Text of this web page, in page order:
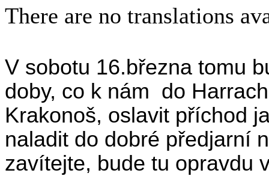
There are no translations
V sobotu 16.března tomu
doby, co k nám do
Krakonoš, oslavit příchod
naladit do dobré předjarní
zavítejte, bude tu opravdu